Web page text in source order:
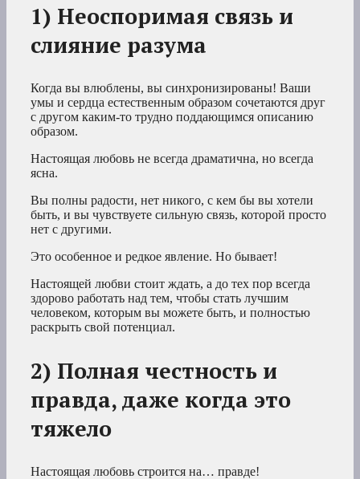
1) Неоспоримая связь и
слияние разума
Когда вы влюблены, вы синхронизированы! Ваши
умы и сердца естественным образом сочетаются друг
с другом каким-то трудно поддающимся описанию
образом.
Настоящая любовь не всегда драматична, но всегда
ясна.
Вы полны радости, нет никого, с кем бы вы хотели
быть, и вы чувствуете сильную связь, которой просто
нет с другими.
Это особенное и редкое явление. Но бывает!
Настоящей любви стоит ждать, а до тех пор всегда
здорово работать над тем, чтобы стать лучшим
человеком, которым вы можете быть, и полностью
раскрыть свой потенциал.
2) Полная честность и
правда, даже когда это
тяжело
Настоящая любовь строится на… правде!